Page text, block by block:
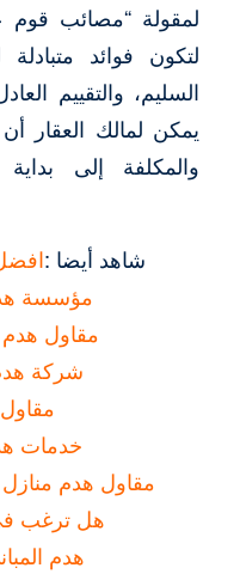
لمقولة “مصائب قوم
لتكون فوائد
السليم، والتقييم
يمكن لمالك العقار
والمكلفة إلى
شاهد أيضا :
مؤسسة
مقاول
شركة
خدمات
مقاول هدم
هل ترغب
هدم